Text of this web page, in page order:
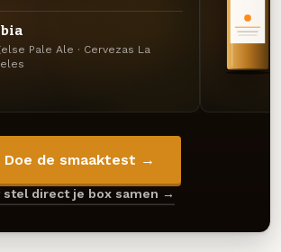
Pale Ale · Cervezas La
Doe de smaaktest →
stel direct je box samen →